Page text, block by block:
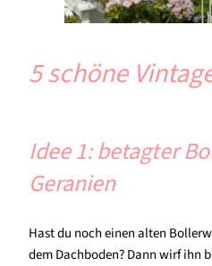
5 schöne
Idee 1: betagter
Geranien
Hast du noch einen alten
dem Dachboden? Dann wirf ihn